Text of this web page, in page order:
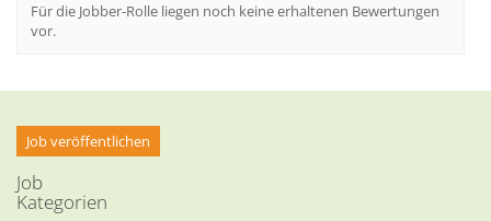
Für die Jobber-Rolle liegen noch keine erhaltenen Bewertungen
vor.
Job veröffentlichen
Job
Kategorien